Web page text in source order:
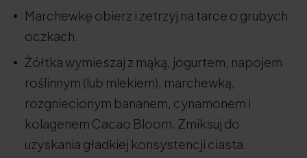
Marchewkę obierz i zetrzyj na tarce o grubych
oczkach.
Żółtka wymieszaj z mąką, jogurtem, napojem
roślinnym (lub mlekiem), marchewką,
rozgniecionym bananem, cynamonem i
kolagenem Cacao Bloom. Zmiksuj do
uzyskania gładkiej konsystencji ciasta.